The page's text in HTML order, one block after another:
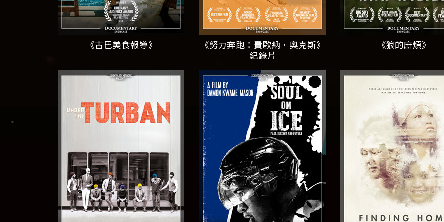
《古巴美食報導》
《努力奔跑：費歐納．奧克斯》
紀錄片
《狼的麻煩》